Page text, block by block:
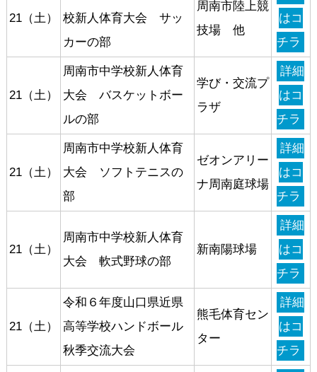
21（土）
校新人体育大会 サッ
カーの部
周南市陸上競
技場 他
はコ
チラ
21（土）
周南市中学校新人体育
大会 バスケットボー
ルの部
学び・交流プ
ラザ
詳細
はコ
チラ
21（土）
周南市中学校新人体育
大会 ソフトテニスの
部
ゼオンアリー
ナ周南庭球場
詳細
はコ
チラ
21（土）
周南市中学校新人体育
大会 軟式野球の部
新南陽球場
詳細
はコ
チラ
21（土）
令和６年度山口県近県
高等学校ハンドボール
秋季交流大会
熊毛体育セン
ター
詳細
はコ
チラ